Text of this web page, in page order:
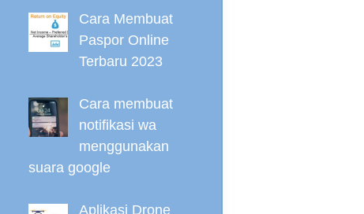
Cara Membuat
Paspor Online
Terbaru 2023
Cara membuat
notifikasi wa
menggunakan
suara google
Aplikasi Drone